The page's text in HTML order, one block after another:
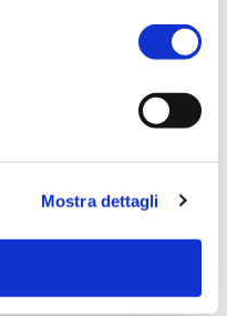
Mostra dettagli